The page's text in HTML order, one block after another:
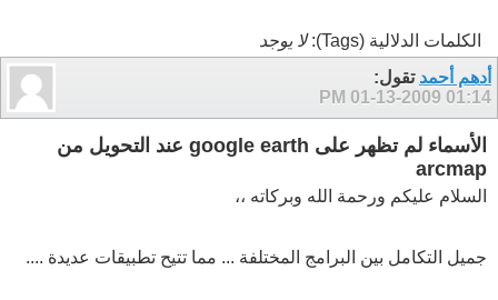
الكلمات الدلالية (Tags):
لا يوجد
أدهم أحمد تقول:
01-13-2009 01:14 PM
الأسماء لم تظهر على google earth عند التحويل من
arcmap
السلام عليكم ورحمة الله وبركاته ،،
جميل التكامل بين البرامج المختلفة ... مما تتيح تطبيقات عديدة ....